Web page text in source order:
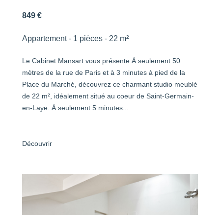
849 €
Appartement - 1 pièces - 22 m²
Le Cabinet Mansart vous présente À seulement 50
mètres de la rue de Paris et à 3 minutes à pied de la
Place du Marché, découvrez ce charmant studio meublé
de 22 m², idéalement situé au coeur de Saint-Germain-
en-Laye. À seulement 5 minutes...
Découvrir